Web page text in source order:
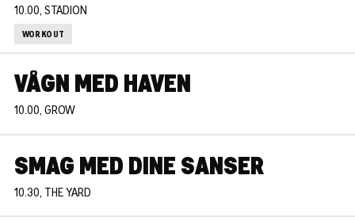
10.00, STADION
WORKOUT
VÅGN MED HAVEN
10.00, GROW
SMAG MED DINE SANSER
10.30, THE YARD